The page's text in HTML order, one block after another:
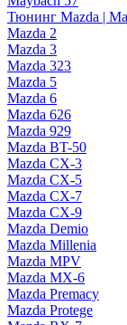
Тюнинг Mazda |
Mazda 2
Mazda 3
Mazda 323
Mazda 5
Mazda 6
Mazda 626
Mazda 929
Mazda BT-50
Mazda CX-3
Mazda CX-5
Mazda CX-7
Mazda CX-9
Mazda Demio
Mazda Millenia
Mazda MPV
Mazda MX-6
Mazda Premacy
Mazda Protege